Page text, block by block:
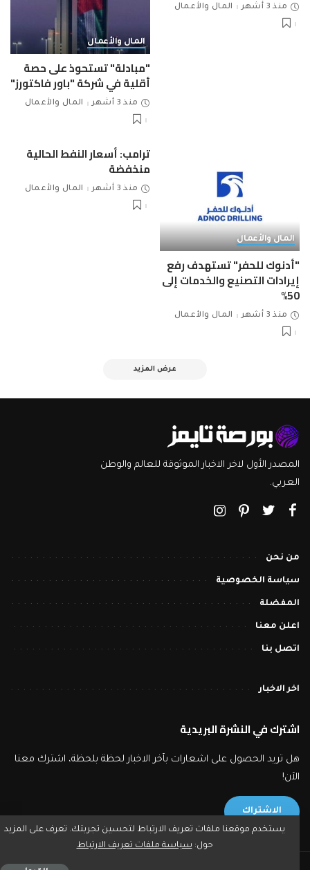
منذ 3 أشهر المال والأعمال
المال والأعمال
"مبادلة" تستحوذ على حصة
أقلية في شركة "باور فاكتورز"
منذ 3 أشهر المال والأعمال
المال والأعمال
"أدنوك للحفر" تستهدف رفع
إيرادات التصنيع والخدمات إلى
50%
منذ 3 أشهر المال والأعمال
ترامب: أسعار النفط الحالية
منخفضة
منذ 3 أشهر المال والأعمال
عرض المزيد
المصدر الأول لاخر الاخبار الموثوقة للعالم والوطن
العربي.
من نحن
سياسة الخصوصية
المفضلة
اعلن معنا
اتصل بنا
اخر الاخبار
اشترك في النشرة البريدية
هل تريد الحصول على اشعارات بآخر الاخبار لحظة بلحظة، اشترك معنا
الآن!
الاشتراك
يستخدم موقعنا ملفات تعريف الارتباط لتحسين تجربتك. تعرف على المزيد
حول:سياسة ملفات تعريف الارتباط